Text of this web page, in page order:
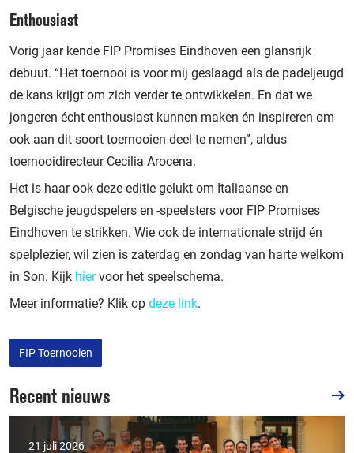
Enthousiast
Vorig jaar kende FIP Promises Eindhoven een glansrijk
debuut. “Het toernooi is voor mij geslaagd als de padeljeugd
de kans krijgt om zich verder te ontwikkelen. En dat we
jongeren écht enthousiast kunnen maken én inspireren om
ook aan dit soort toernooien deel te nemen”, aldus
toernooidirecteur Cecilia Arocena.
Het is haar ook deze editie gelukt om Italiaanse en
Belgische jeugdspelers en -speelsters voor FIP Promises
Eindhoven te strikken. Wie ook de internationale strijd én
spelplezier, wil zien is zaterdag en zondag van harte welkom
in Son. Kijk hiervoor het speelschema.
Meer informatie? Klik op deze link.
FIP Toernooien
Recent nieuws
21 juli 2026